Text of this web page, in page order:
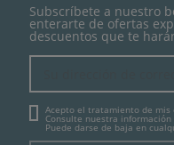
Subscríbete a nuestro
enterarte de ofertas
descuentos que te
Acepto el tratamiento de
Consulte nuestra información
Puede darse de baja en